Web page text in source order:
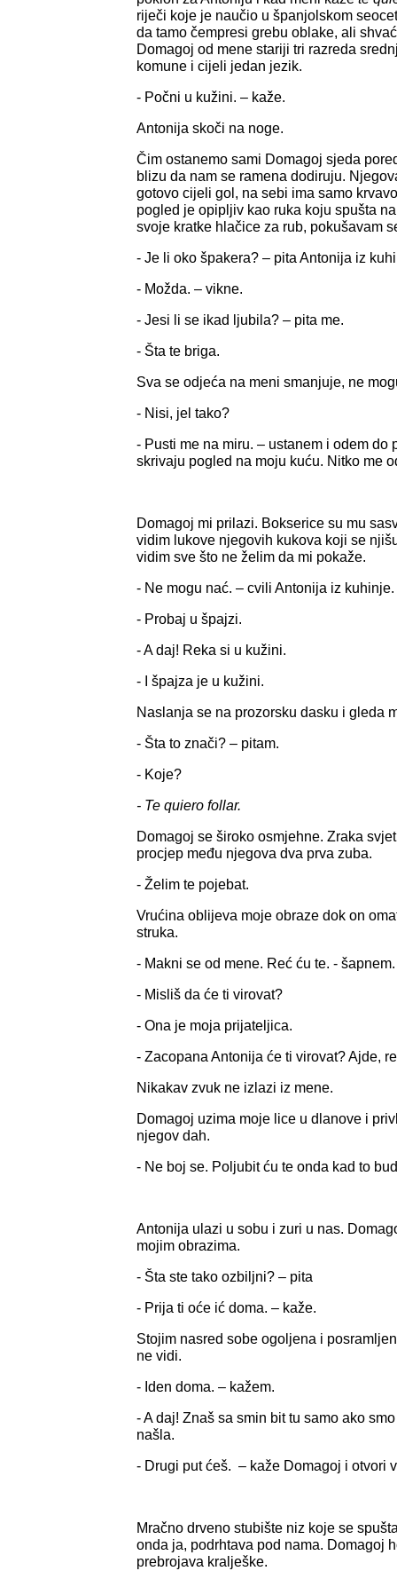
riječi koje je naučio u španjolskom
da tamo čempresi grebu oblake, ali
Domagoj od mene stariji tri razreda
komune i cijeli jedan jezik.
- Počni u kužini. – kaže.
Antonija skoči na noge.
Čim ostanemo sami Domagoj sjeda
blizu da nam se ramena dodiruju.
gotovo cijeli gol, na sebi ima samo
pogled je opipljiv kao ruka koju spušta
svoje kratke hlačice za rub, pokušavam
- Je li oko špakera? – pita Antonija iz
- Možda. – vikne.
- Jesi li se ikad ljubila? – pita me.
- Šta te briga.
Sva se odjeća na meni smanjuje, ne
- Nisi, jel tako?
- Pusti me na miru. – ustanem i odem do
skrivaju pogled na moju kuću. Nitko me
Domagoj mi prilazi. Bokserice su mu
vidim lukove njegovih kukova koji se
vidim sve što ne želim da mi pokaže.
- Ne mogu nać. – cvili Antonija iz kuhinje.
- Probaj u špajzi.
- A daj! Reka si u kužini.
- I špajza je u kužini.
Naslanja se na prozorsku dasku i gleda
- Šta to znači? – pitam.
- Koje?
- Te quiero follar.
Domagoj se široko osmjehne. Zraka
procjep među njegova dva prva zuba.
- Želim te pojebat.
Vrućina oblijeva moje obraze dok on
struka.
- Makni se od mene. Reć ću te. - šapnem.
- Misliš da će ti virovat?
- Ona je moja prijateljica.
- Zacopana Antonija će ti virovat? Ajde,
Nikakav zvuk ne izlazi iz mene.
Domagoj uzima moje lice u dlanove i
njegov dah.
- Ne boj se. Poljubit ću te onda kad to
Antonija ulazi u sobu i zuri u nas.
mojim obrazima.
- Šta ste tako ozbiljni? – pita
- Prija ti oće ić doma. – kaže.
Stojim nasred sobe ogoljena i
ne vidi.
- Iden doma. – kažem.
- A daj! Znaš sa smin bit tu samo ako
našla.
- Drugi put ćeš. – kaže Domagoj i otvori
Mračno drveno stubište niz koje se
onda ja, podrhtava pod nama. Domagoj
prebrojava kralješke.